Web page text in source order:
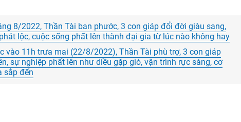
8/2022, Thần Tài ban phước, 3 con giáp đổi đời giàu sang,
lộc, cuộc sống phất lên thành đại gia từ lúc nào không hay
vào 11h trưa mai (22/8/2022), Thần Tài phù trợ, 3 con giáp
sự nghiệp phất lên như diều gặp gió, vận trình rực sáng, cơ
sắp đến